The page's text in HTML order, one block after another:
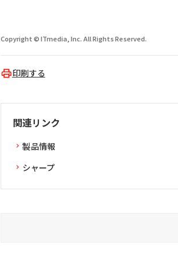
Copyright © ITmedia, Inc. All Rights Reserved.
印刷する
関連リンク
製品情報
シャープ